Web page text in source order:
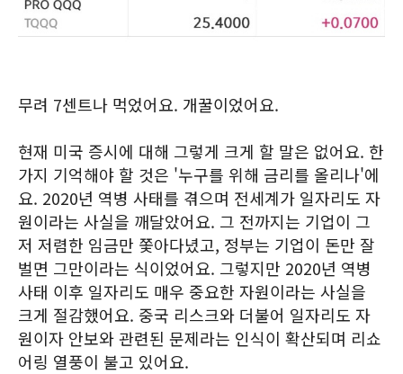
무려 7센트나 먹었어요. 개꿀이었어요.
현재 미국 증시에 대해 그렇게 크게 할 말은 없어요. 한
가지 기억해야 할 것은 '누구를 위해 금리를 올리나'에
요. 2020년 역병 사태를 겪으며 전세계가 일자리도 자
원이라는 사실을 깨달았어요. 그 전까지는 기업이 그
저 저렴한 임금만 쫓아다녔고, 정부는 기업이 돈만 잘
벌면 그만이라는 식이었어요. 그렇지만 2020년 역병
사태 이후 일자리도 매우 중요한 자원이라는 사실을
크게 절감했어요. 중국 리스크와 더불어 일자리도 자
원이자 안보와 관련된 문제라는 인식이 확산되며 리쇼
어링 열풍이 불고 있어요.